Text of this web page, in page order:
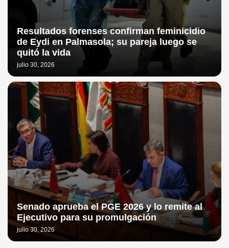
Resultados forenses confirman feminicidio
de Eydi en Palmasola; su pareja luego se
quitó la vida
julio 30, 2026
Senado aprueba el PGE 2026 y lo remite al
Ejecutivo para su promulgación
julio 30, 2026